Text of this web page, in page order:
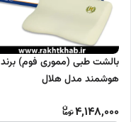
بالشت طبی (مموری فوم) برند
هوشمند مدل هلال
4,148,000